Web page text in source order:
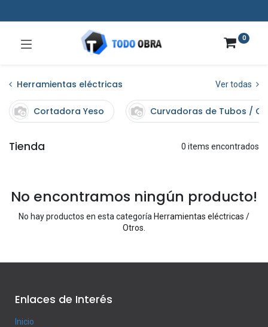
0
Herramientas eléctricas Ver todas
Cortadora Yeso Curvadoras de Tubos /
Tienda 0 items encontrados
No encontramos ningún producto!
No hay productos en esta categoría Herramientas eléctricas /
Otros
Enlaces de Interés
Inicio